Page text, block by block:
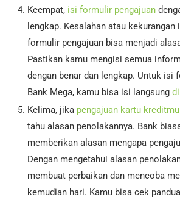
Keempat, isi formulir pengajuan
lengkap. Kesalahan atau
formulir pengajuan bisa menjadi
Pastikan kamu mengisi semua
dengan benar dan lengkap. Untuk isi
Bank Mega, kamu bisa isi langsung
Kelima, jika pengajuan kartu
tahu alasan penolakannya. Bank
memberikan alasan mengapa
Dengan mengetahui alasan
membuat perbaikan dan mencoba
kemudian hari. Kamu bisa cek